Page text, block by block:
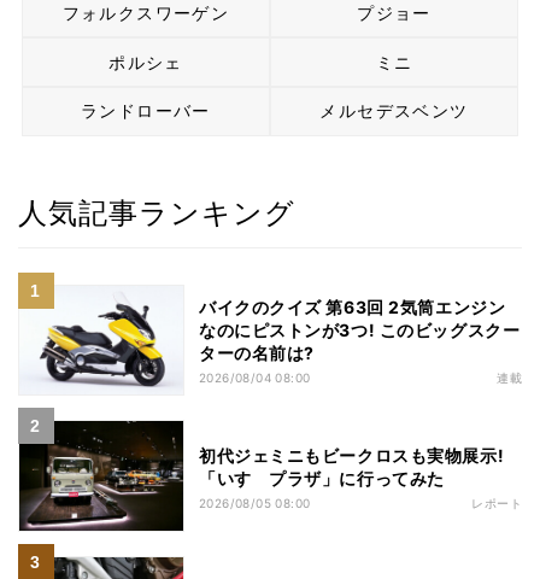
フォルクスワーゲン プジョー
ポルシェ ミニ
ランドローバー メルセデスベンツ
人気記事ランキング
バイクのクイズ 第63回 2気筒エンジン
なのにピストンが3つ! このビッグスクー
ターの名前は?
2026/08/04 08:00 連載
初代ジェミニもビークロスも実物展示!
「いすゞプラザ」に行ってみた
2026/08/05 08:00 レポート